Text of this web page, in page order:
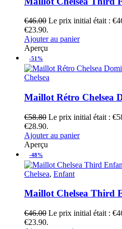
€46.00 Le prix initial était :
€23.90.
Ajouter au panier
Aperçu
-51%
Chelsea
Maillot Rétro Chelsea
€58.80 Le prix initial était :
€28.90.
Ajouter au panier
Aperçu
-48%
Chelsea, Enfant
Maillot Chelsea Third
€46.00 Le prix initial était :
€23.90.